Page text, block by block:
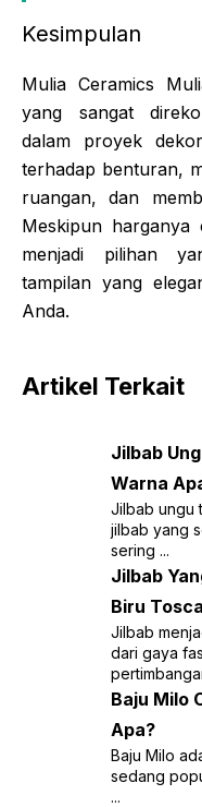
Kesimpulan
Mulia Ceramics
yang sangat
dalam proyek
terhadap benturan,
ruangan, dan
Meskipun
menjadi pilihan
tampilan yang
Anda.
Artikel Terkait
Jilbab
Warna
Jilbab ungu
jilbab yang
sering ...
Jilbab
Biru Tosca
Jilbab
dari gaya
Baju Milo
Apa?
Baju Milo
sedang
...